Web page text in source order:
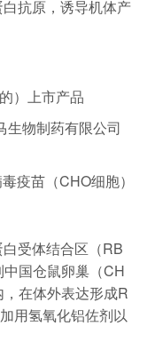
抗原，诱导机体产
）上市产品
生物制药有限公司
疫苗（CHO细胞）
受体结合区（RB
国仓鼠卵巢（CH
在体外表达形成R
用氢氧化铝佐剂以